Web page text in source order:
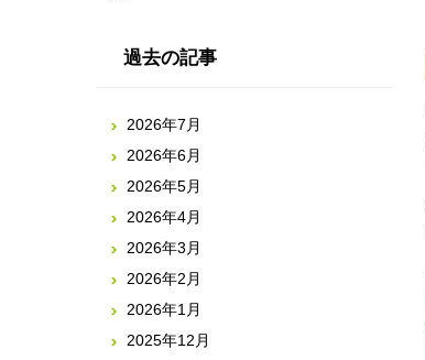
過去の記事
2026年7月
2026年6月
2026年5月
2026年4月
2026年3月
2026年2月
2026年1月
2025年12月